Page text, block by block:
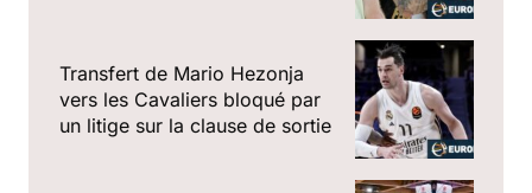
Transfert de Mario Hezonja
vers les Cavaliers bloqué par
un litige sur la clause de sortie